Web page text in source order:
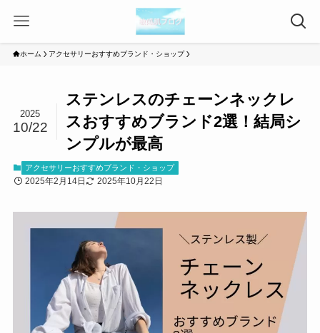
ホーム アクセサリーおすすめブランド・ショップ
ステンレスのチェーンネックレ
スおすすめブランド2選！結局シ
ンプルが最高
2025
10/22
アクセサリーおすすめブランド・ショップ
2025年2月14日 2025年10月22日